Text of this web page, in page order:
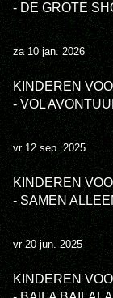
- DE GROTE
za 10 jan. 2026
KINDEREN
- VOL
vr 12 sep. 2025
KINDEREN
- SAMEN
vr 20 jun. 2025
KINDEREN